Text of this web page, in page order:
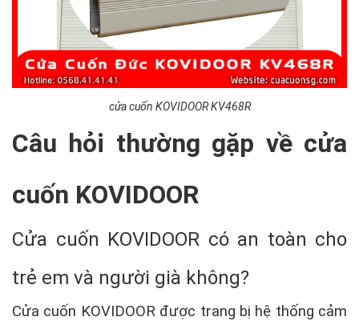
cửa cuốn KOVIDOOR KV468R
Câu hỏi thường gặp về cửa
cuốn KOVIDOOR
Cửa cuốn KOVIDOOR có an toàn cho
trẻ em và người già không?
Cửa cuốn KOVIDOOR được trang bị hệ thống cảm